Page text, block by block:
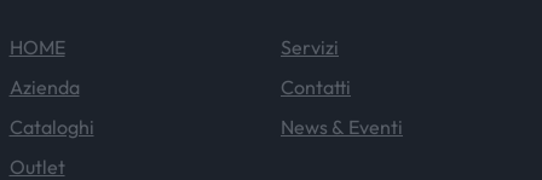
HOME
Azienda
Cataloghi
Outlet
Servizi
Contatti
News & Eventi